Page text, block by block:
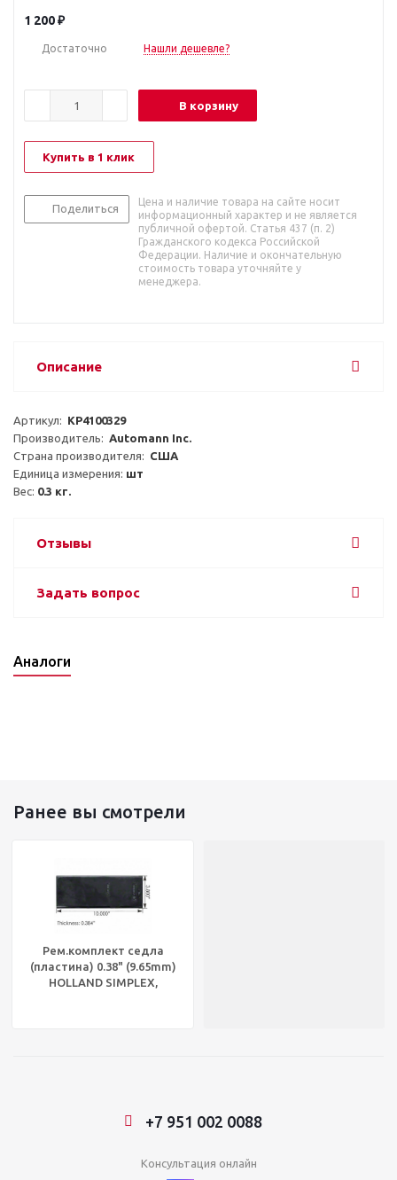
1 200₽
Достаточно Нашли дешевле?
В корзину
Купить в 1 клик
Поделиться
Цена и наличие товара на сайте носит
информационный характер и не является
публичной офертой. Статья 437 (п. 2)
Гражданского кодекса Российской
Федерации. Наличие и окончательную
стоимость товара уточняйте у
менеджера.
Описание
Артикул: KP4100329
Производитель: Automann Inc.
Страна производителя: США
Единица измерения: шт
Вес: 0.3 кг.
Отзывы
Задать вопрос
Аналоги
Ранее вы смотрели
Рем.комплект седла
(пластина) 0.38" (9.65mm)
HOLLAND SIMPLEX,
+7 951 002 0088
Консультация онлайн